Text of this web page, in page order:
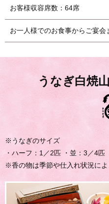
お客様収容席数：64席
お一人様でのお食事からご宴会
うなぎ白焼
※うなぎのサイズ
・ハーフ：1／2匹 ・並：3／4匹
※香の物は季節や仕入れ状況に